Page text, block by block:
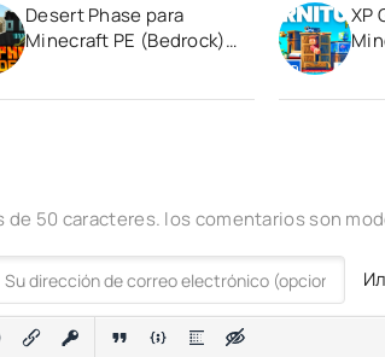
Desert Phase para
Minecraft PE (Bedrock)
XP
50 caracteres. los comentarios son